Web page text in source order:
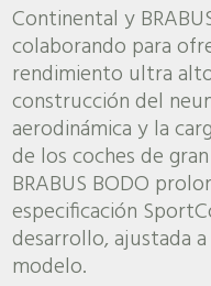
Continental y
colaborando para
rendimiento ultra
construcción del
aerodinámica y la
de los coches de
BRABUS BODO
especificación
desarrollo, ajustada
modelo.